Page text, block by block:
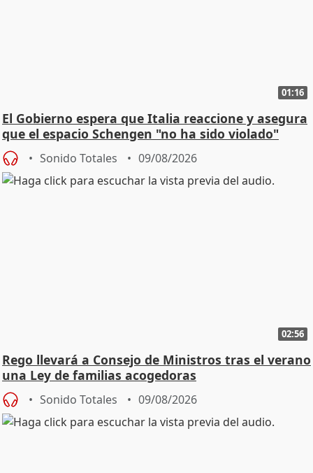
01:16
El Gobierno espera que Italia reaccione y asegura
que el espacio Schengen "no ha sido violado"
Sonido Totales 09/08/2026
02:56
Rego llevará a Consejo de Ministros tras el verano
una Ley de familias acogedoras
Sonido Totales 09/08/2026